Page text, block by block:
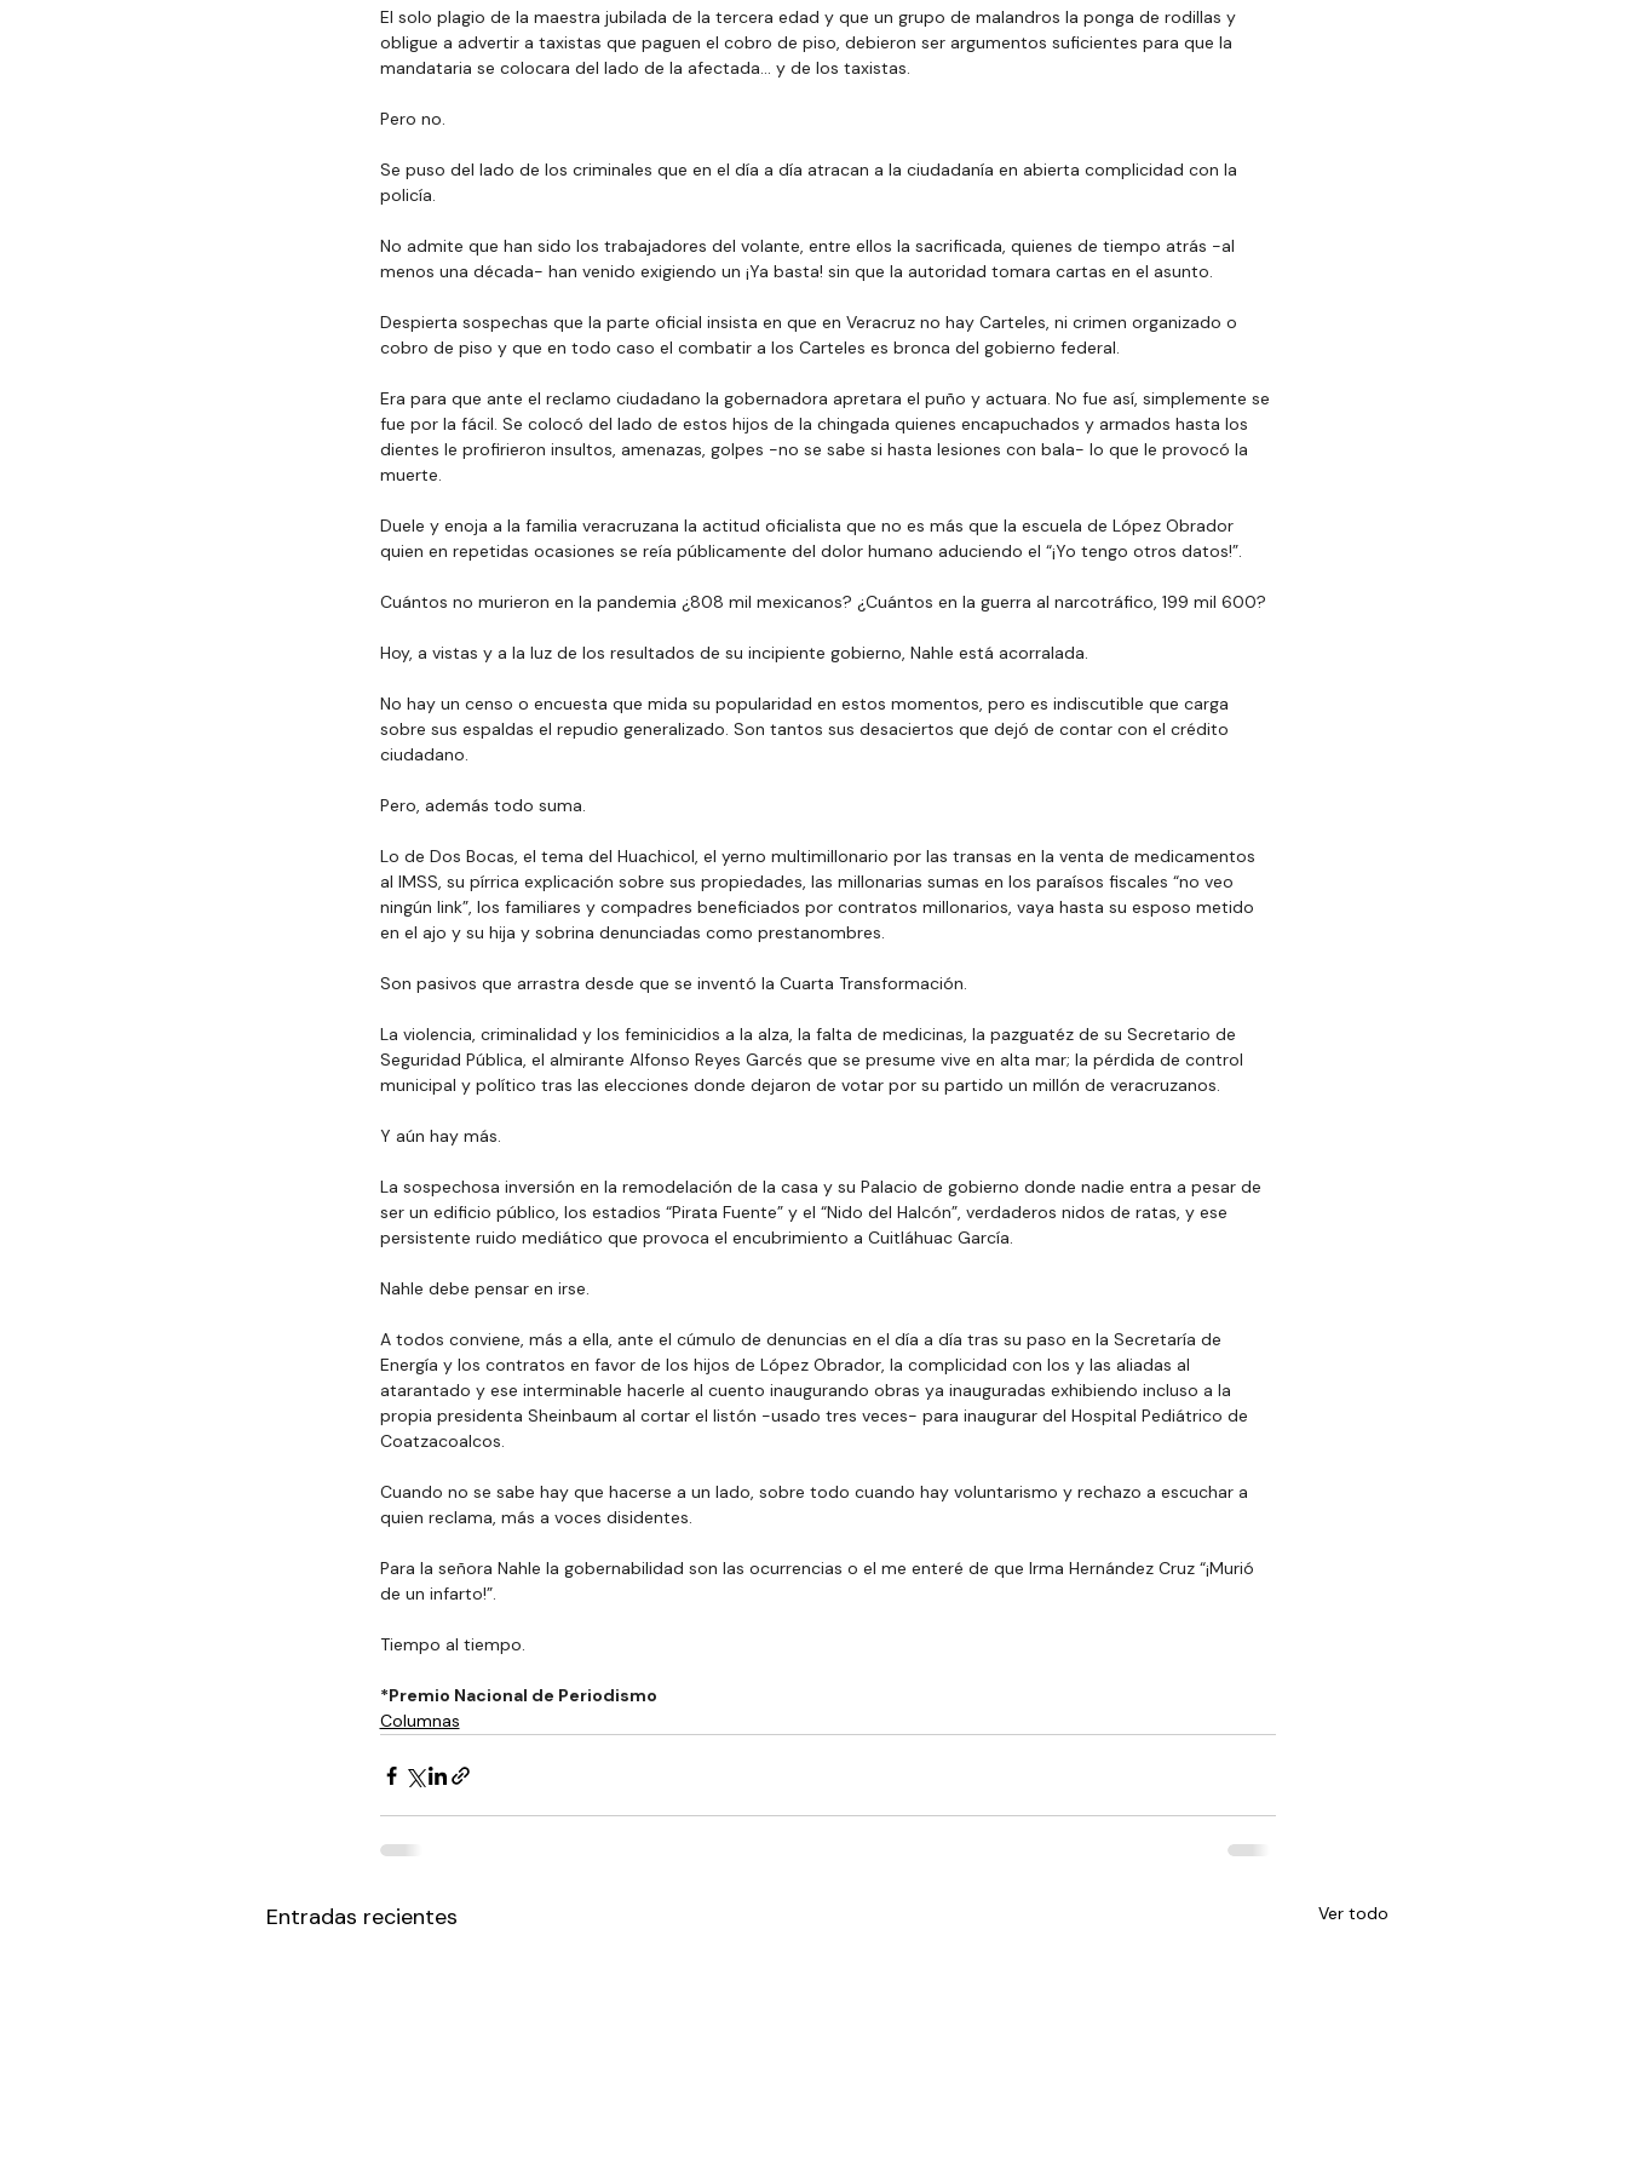
El solo plagio de la maestra jubilada de la tercera edad y que un grupo de malandros la ponga de rodillas y
obligue a advertir a taxistas que paguen el cobro de piso, debieron ser argumentos suficientes para que la
mandataria se colocara del lado de la afectada... y de los taxistas.
Pero no.
Se puso del lado de los criminales que en el día a día atracan a la ciudadanía en abierta complicidad con la
policía.
No admite que han sido los trabajadores del volante, entre ellos la sacrificada, quienes de tiempo atrás -al
menos una década- han venido exigiendo un ¡Ya basta! sin que la autoridad tomara cartas en el asunto.
Despierta sospechas que la parte oficial insista en que en Veracruz no hay Carteles, ni crimen organizado o
cobro de piso y que en todo caso el combatir a los Carteles es bronca del gobierno federal.
Era para que ante el reclamo ciudadano la gobernadora apretara el puño y actuara. No fue así, simplemente se
fue por la fácil. Se colocó del lado de estos hijos de la chingada quienes encapuchados y armados hasta los
dientes le profirieron insultos, amenazas, golpes -no se sabe si hasta lesiones con bala- lo que le provocó la
muerte.
Duele y enoja a la familia veracruzana la actitud oficialista que no es más que la escuela de López Obrador
quien en repetidas ocasiones se reía públicamente del dolor humano aduciendo el “¡Yo tengo otros datos!”.
Cuántos no murieron en la pandemia ¿808 mil mexicanos? ¿Cuántos en la guerra al narcotráfico, 199 mil 600?
Hoy, a vistas y a la luz de los resultados de su incipiente gobierno, Nahle está acorralada.
No hay un censo o encuesta que mida su popularidad en estos momentos, pero es indiscutible que carga
sobre sus espaldas el repudio generalizado. Son tantos sus desaciertos que dejó de contar con el crédito
ciudadano.
Pero, además todo suma.
Lo de Dos Bocas, el tema del Huachicol, el yerno multimillonario por las transas en la venta de medicamentos
al IMSS, su pírrica explicación sobre sus propiedades, las millonarias sumas en los paraísos fiscales “no veo
ningún link”, los familiares y compadres beneficiados por contratos millonarios, vaya hasta su esposo metido
en el ajo y su hija y sobrina denunciadas como prestanombres.
Son pasivos que arrastra desde que se inventó la Cuarta Transformación.
La violencia, criminalidad y los feminicidios a la alza, la falta de medicinas, la pazguatéz de su Secretario de
Seguridad Pública, el almirante Alfonso Reyes Garcés que se presume vive en alta mar; la pérdida de control
municipal y político tras las elecciones donde dejaron de votar por su partido un millón de veracruzanos.
Y aún hay más.
La sospechosa inversión en la remodelación de la casa y su Palacio de gobierno donde nadie entra a pesar de
ser un edificio público, los estadios “Pirata Fuente” y el “Nido del Halcón”, verdaderos nidos de ratas, y ese
persistente ruido mediático que provoca el encubrimiento a Cuitláhuac García.
Nahle debe pensar en irse.
A todos conviene, más a ella, ante el cúmulo de denuncias en el día a día tras su paso en la Secretaría de
Energía y los contratos en favor de los hijos de López Obrador, la complicidad con los y las aliadas al
atarantado y ese interminable hacerle al cuento inaugurando obras ya inauguradas exhibiendo incluso a la
propia presidenta Sheinbaum al cortar el listón -usado tres veces- para inaugurar del Hospital Pediátrico de
Coatzacoalcos.
Cuando no se sabe hay que hacerse a un lado, sobre todo cuando hay voluntarismo y rechazo a escuchar a
quien reclama, más a voces disidentes.
Para la señora Nahle la gobernabilidad son las ocurrencias o el me enteré de que Irma Hernández Cruz “¡Murió
de un infarto!”.
Tiempo al tiempo.
*Premio Nacional de Periodismo
Columnas
Entradas recientes Ver todo